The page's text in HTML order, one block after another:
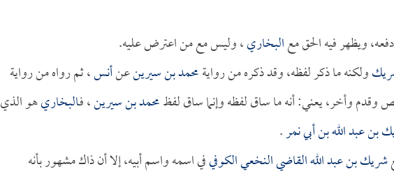
ويظهر فيه الحق معالبخاري، وليس مع من اعترض عليه.
ولكنه ما ذكر لفظه، وقد ذكره من روايةمحمد بن سيرينعنأنس، ثم رواه من رواية
وقدم وأخر، يعني: أنه ما ساق لفظه وإنما ساق لفظمحمد بن سيرين، فـالبخاريهو الذي
بن عبد الله بن أبي نمر.
شريك بن عبد الله القاضي النخعي الكوفيفي اسمه واسم أبيه، إلا أن ذاك مشهور بأنه